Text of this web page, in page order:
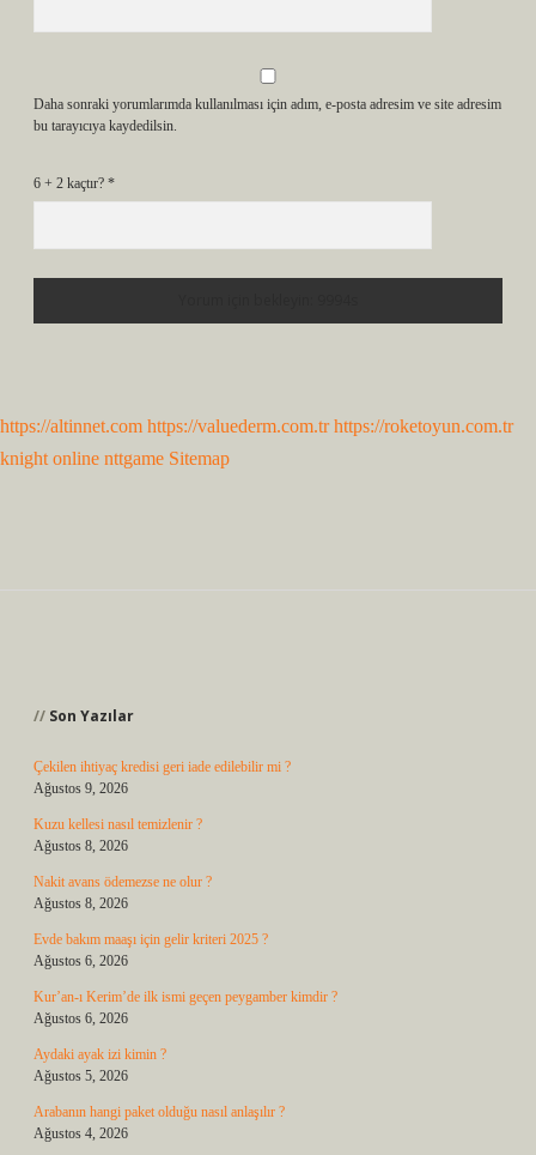
Daha sonraki yorumlarımda kullanılması için adım, e-posta adresim ve site adresim
bu tarayıcıya kaydedilsin.
6 + 2 kaçtır? *
https://altinnet.com https://valuederm.com.tr https://roketoyun.com.tr
knight online nttgame Sitemap
Son Yazılar
Çekilen ihtiyaç kredisi geri iade edilebilir mi ?
Ağustos 9, 2026
Kuzu kellesi nasıl temizlenir ?
Ağustos 8, 2026
Nakit avans ödemezse ne olur ?
Ağustos 8, 2026
Evde bakım maaşı için gelir kriteri 2025 ?
Ağustos 6, 2026
Kur’an-ı Kerim’de ilk ismi geçen peygamber kimdir ?
Ağustos 6, 2026
Aydaki ayak izi kimin ?
Ağustos 5, 2026
Arabanın hangi paket olduğu nasıl anlaşılır ?
Ağustos 4, 2026